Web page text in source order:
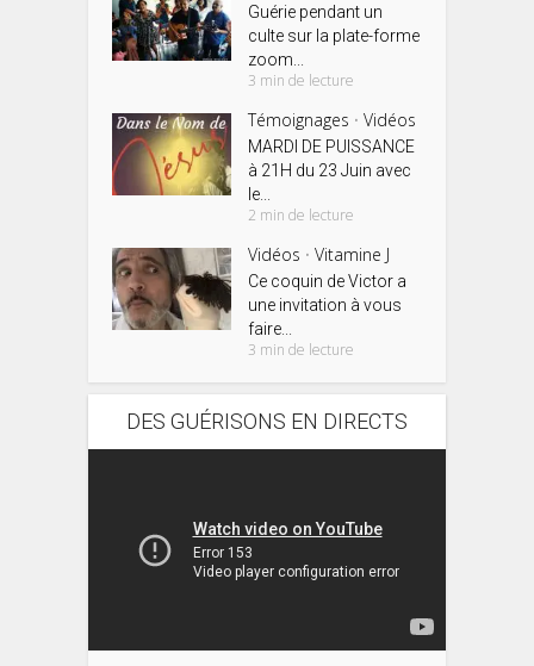
Guérie pendant un
culte sur la plate-forme
zoom...
3 min de lecture
Témoignages • Vidéos
MARDI DE PUISSANCE
à 21H du 23 Juin avec
le...
2 min de lecture
Vidéos • Vitamine J
Ce coquin de Victor a
une invitation à vous
faire...
3 min de lecture
DES GUÉRISONS EN DIRECTS